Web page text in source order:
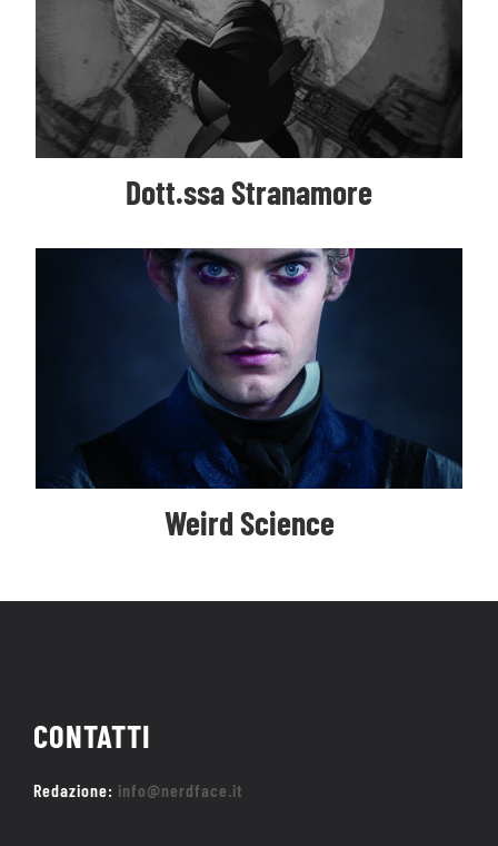
Dott.ssa Stranamore
Weird Science
CONTATTI
Redazione: info@nerdface.it